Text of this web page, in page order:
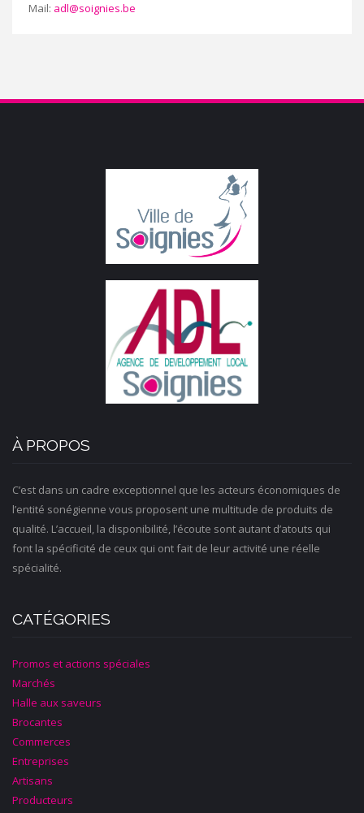
Mail: adl@soignies.be
À PROPOS
C’est dans un cadre exceptionnel que les acteurs économiques de
l’entité sonégienne vous proposent une multitude de produits de
qualité. L’accueil, la disponibilité, l’écoute sont autant d’atouts qui
font la spécificité de ceux qui ont fait de leur activité une réelle
spécialité.
CATÉGORIES
Promos et actions spéciales
Marchés
Halle aux saveurs
Brocantes
Commerces
Entreprises
Artisans
Producteurs